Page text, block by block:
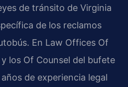
de tránsito de Virginia
de los reclamos
En Law Offices Of
y los Of Counsel del bufete
de experiencia legal